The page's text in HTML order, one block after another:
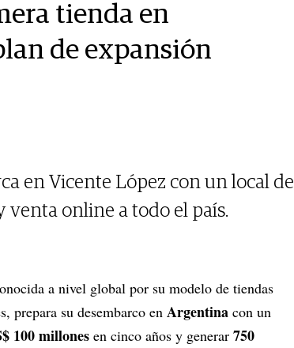
tienda en
de expansión
en Vicente López con un local de
venta online a todo el país.
a nivel global por su modelo de tiendas
prepara su desembarco en Argentina con un
100 millones en cinco años y generar 750